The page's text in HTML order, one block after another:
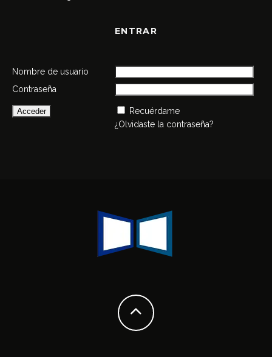
ENTRAR
Nombre de usuario
Contraseña
Recuérdame
¿Olvidaste la contraseña?